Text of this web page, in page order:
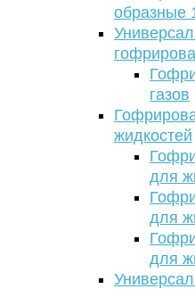
образные
газов
жидкостей
для
для
для